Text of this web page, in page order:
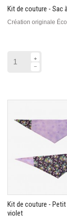
Kit de couture - Sac
Création originale
Kit de couture -
violet